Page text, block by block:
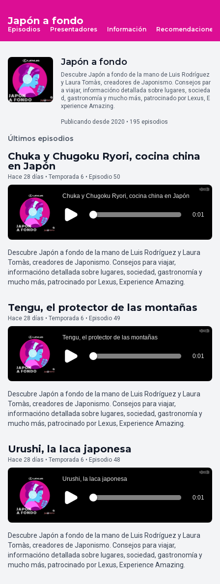
Japón a fondo
Episodios Presentadores Información Recomendaciones
Japón a fondo
Descubre Japón a fondo de la mano de Luis Rodríguez
y Laura Tomàs, creadores de Japonismo. Consejos par
a viajar, informacióno detallada sobre lugares, socieda
d, gastronomía y mucho más, patrocinado por Lexus, E
xperience Amazing.
Publicando desde 2020 • 195 episodios
Últimos episodios
Chuka y Chugoku Ryori, cocina china
en Japón
Hace 28 días • Temporada 6 • Episodio 50
Descubre Japón a fondo de la mano de Luis Rodríguez y Laura
Tomàs, creadores de Japonismo. Consejos para viajar,
informacióno detallada sobre lugares, sociedad, gastronomía y
mucho más, patrocinado por Lexus, Experience Amazing.
Tengu, el protector de las montañas
Hace 28 días • Temporada 6 • Episodio 49
Descubre Japón a fondo de la mano de Luis Rodríguez y Laura
Tomàs, creadores de Japonismo. Consejos para viajar,
informacióno detallada sobre lugares, sociedad, gastronomía y
mucho más, patrocinado por Lexus, Experience Amazing.
Urushi, la laca japonesa
Hace 28 días • Temporada 6 • Episodio 48
Descubre Japón a fondo de la mano de Luis Rodríguez y Laura
Tomàs, creadores de Japonismo. Consejos para viajar,
informacióno detallada sobre lugares, sociedad, gastronomía y
mucho más, patrocinado por Lexus, Experience Amazing.